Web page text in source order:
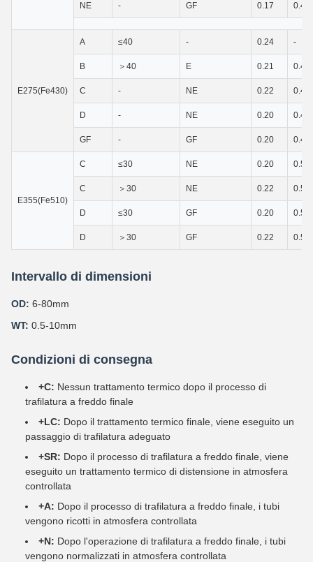
NE - GF 0.17 0.40
E275(Fe430)
A ≤40 - 0.24 -
B ＞40 E 0.21 0.40
C - NE 0.22 0.40
D - NE 0.20 0.40
GF - GF 0.20 0.40
E355(Fe510)
C ≤30 NE 0.20 0.55
C ＞30 NE 0.22 0.55
D ≤30 GF 0.20 0.55
D ＞30 GF 0.22 0.55
Intervallo di dimensioni
OD: 6-80mm
WT: 0.5-10mm
Condizioni di consegna
+C: Nessun trattamento termico dopo il processo di
trafilatura a freddo finale
+LC: Dopo il trattamento termico finale, viene eseguito un
passaggio di trafilatura adeguato
+SR: Dopo il processo di trafilatura a freddo finale, viene
eseguito un trattamento termico di distensione in atmosfera
controllata
+A: Dopo il processo di trafilatura a freddo finale, i tubi
vengono ricotti in atmosfera controllata
+N: Dopo l'operazione di trafilatura a freddo finale, i tubi
vengono normalizzati in atmosfera controllata